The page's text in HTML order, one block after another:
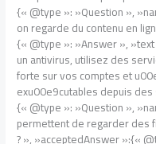
{« @type »: »Question »,
on regarde du contenu en
{« @type »: »Answer »,
un antivirus, utilisez des
forte sur vos comptes et
exu00e9cutables depuis
{« @type »: »Question »,
permettent de regarder des
? », »acceptedAnswer »:{«